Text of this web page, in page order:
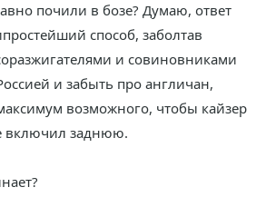
почили в бозе? Думаю, ответ
способ, заболтав
и совиновниками
и забыть про англичан,
возможного, чтобы кайзер
включил заднюю.